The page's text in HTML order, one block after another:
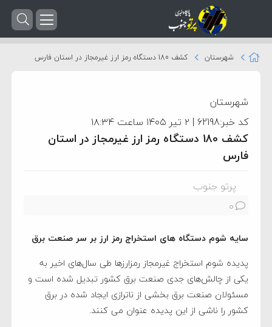
شهرستان کشف 180 دستگاه رمز ارز غیرمجاز در استان فارس
شهرستان
کد خبر:62198 | ۲ تیر ۱۴۰۵ ساعت ۱۸:۳۴
کشف 180 دستگاه رمز ارز غیرمجاز در استان
فارس
پرتو جنوب
0
سایه شوم دستگاه های استخراج رمز ارز بر سر صنعت برق
پدیده شوم استخراج غیرمجاز رمزارز‌ها طی سال‌های اخیر به
یکی از چالش‌های جدی صنعت برق کشور تبدیل شده است و
مسئولان صنعت برق بخشی از ناترازی ایجاد شده در برق
کشور را ناشی از این پدیده عنوان می کنند.